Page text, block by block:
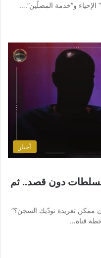
و”خدمة المصلّين”.…
أخبار
السلطات دون قصد.. ثم
ممكن تغريدة تودّيك السجن؟”
خطة قناة…